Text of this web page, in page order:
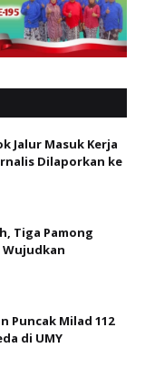
Jalur Masuk Kerja
Dilaporkan ke
Tiga Pamong
Puncak Milad 112
di UMY